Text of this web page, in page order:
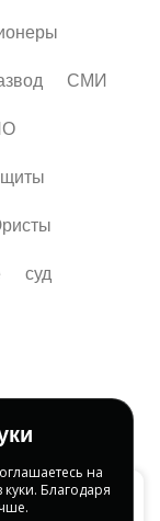
СМИ
суд
на
Благодаря